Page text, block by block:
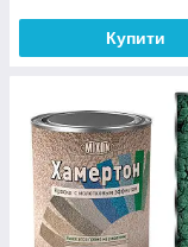
Купити